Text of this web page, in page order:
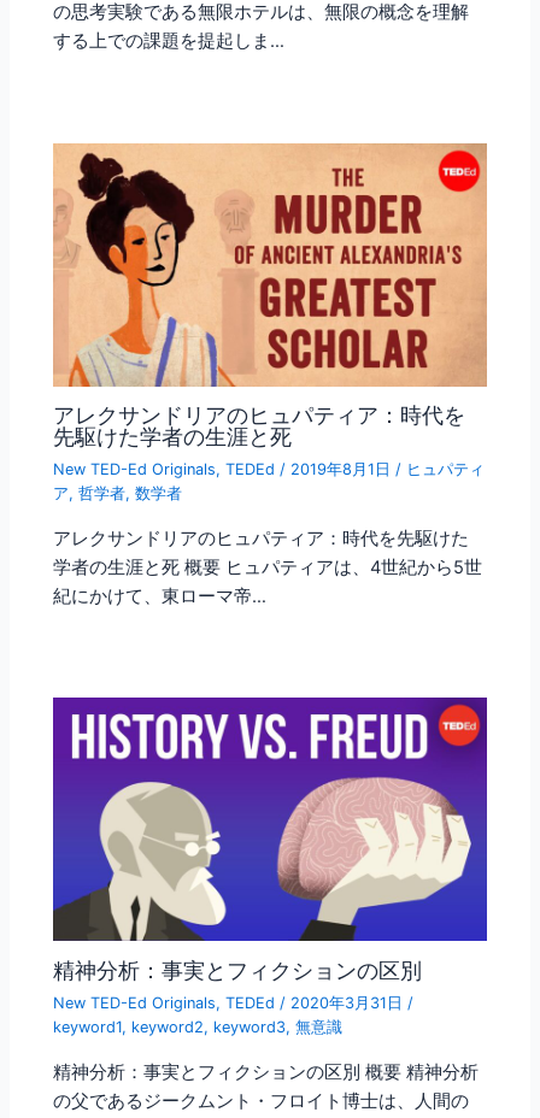
の思考実験である無限ホテルは、無限の概念を理解
する上での課題を提起しま…
アレクサンドリアのヒュパティア：時代を
先駆けた学者の生涯と死
New TED-Ed Originals,TEDEd / 2019年8月1日/ ヒュパティ
ア,哲学者,数学者
アレクサンドリアのヒュパティア：時代を先駆けた
学者の生涯と死 概要 ヒュパティアは、4世紀から5世
紀にかけて、東ローマ帝…
精神分析：事実とフィクションの区別
New TED-Ed Originals,TEDEd / 2020年3月31日/
keyword1, keyword2, keyword3,無意識
精神分析：事実とフィクションの区別 概要 精神分析
の父であるジークムント・フロイト博士は、人間の